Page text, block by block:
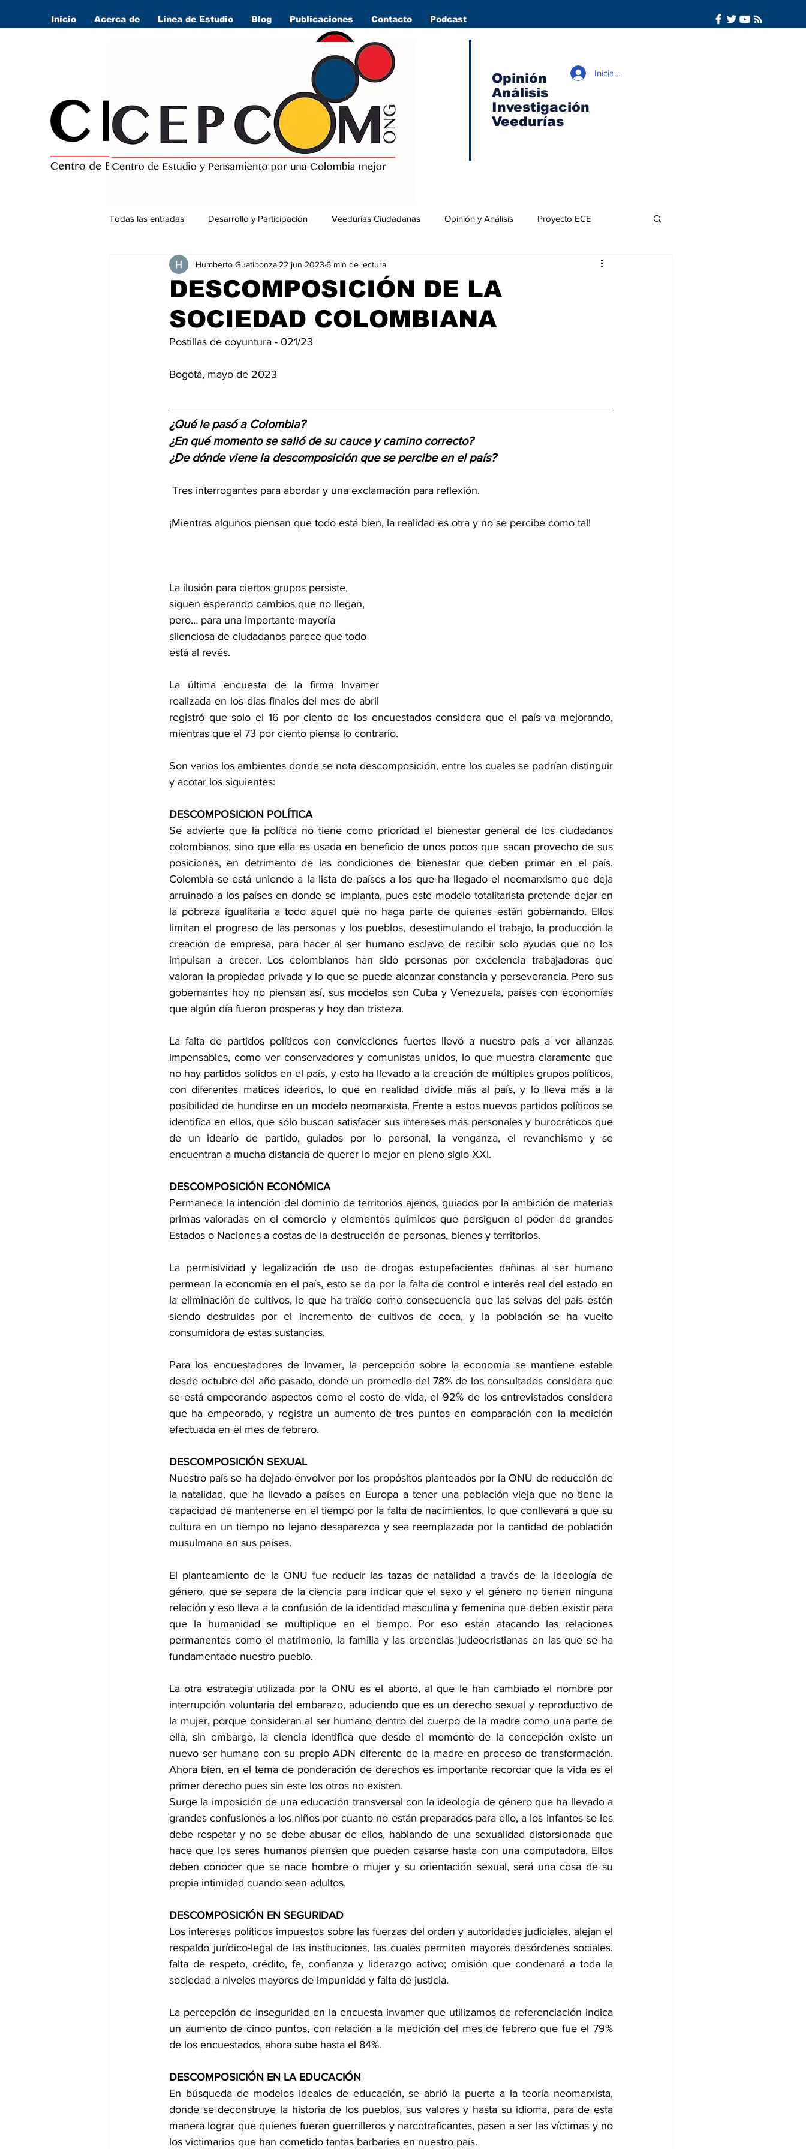
Inicio Acerca de Línea de Estudio Blog Publicaciones Contacto Podcast
Opinión
Análisis
Investigación
Veedurías
Iniciar sesión
Todas las entradas Desarrollo y Participación Veedurías Ciudadanas Opinión y Análisis Proyecto ECE
Seguridad Ciudadana
DESCOMPOSICIÓN DE LA
SOCIEDAD COLOMBIANA
Humberto Guatibonza 22 jun 2023 6 min de lectura
Postillas de coyuntura - 021/23
Bogotá, mayo de 2023
¿Qué le pasó a Colombia?
¿En qué momento se salió de su cauce y camino correcto?
¿De dónde viene la descomposición que se percibe en el país?
Tres interrogantes para abordar y una exclamación para reflexión.
¡Mientras algunos piensan que todo está bien, la realidad es otra y no se percibe como tal!
La ilusión para ciertos grupos persiste,
siguen esperando cambios que no llegan,
pero… para una importante mayoría
silenciosa de ciudadanos parece que todo
está al revés.
La última encuesta de la firma Invamer
realizada en los días finales del mes de abril
registró que solo el 16 por ciento de los encuestados considera que el país va mejorando,
mientras que el 73 por ciento piensa lo contrario.
Son varios los ambientes donde se nota descomposición, entre los cuales se podrían distinguir
y acotar los siguientes:
DESCOMPOSICION POLÍTICA
Se advierte que la política no tiene como prioridad el bienestar general de los ciudadanos
colombianos, sino que ella es usada en beneficio de unos pocos que sacan provecho de sus
posiciones, en detrimento de las condiciones de bienestar que deben primar en el país.
Colombia se está uniendo a la lista de países a los que ha llegado el neomarxismo que deja
arruinado a los países en donde se implanta, pues este modelo totalitarista pretende dejar en
la pobreza igualitaria a todo aquel que no haga parte de quienes están gobernando. Ellos
limitan el progreso de las personas y los pueblos, desestimulando el trabajo, la producción la
creación de empresa, para hacer al ser humano esclavo de recibir solo ayudas que no los
impulsan a crecer. Los colombianos han sido personas por excelencia trabajadoras que
valoran la propiedad privada y lo que se puede alcanzar constancia y perseverancia. Pero sus
gobernantes hoy no piensan así, sus modelos son Cuba y Venezuela, países con economías
que algún día fueron prosperas y hoy dan tristeza.
La falta de partidos políticos con convicciones fuertes llevó a nuestro país a ver alianzas
impensables, como ver conservadores y comunistas unidos, lo que muestra claramente que
no hay partidos solidos en el país, y esto ha llevado a la creación de múltiples grupos políticos,
con diferentes matices idearios, lo que en realidad divide más al país, y lo lleva más a la
posibilidad de hundirse en un modelo neomarxista. Frente a estos nuevos partidos políticos se
identifica en ellos, que sólo buscan satisfacer sus intereses más personales y burocráticos que
de un ideario de partido, guiados por lo personal, la venganza, el revanchismo y se
encuentran a mucha distancia de querer lo mejor en pleno siglo XXI.
DESCOMPOSICIÓN ECONÓMICA
Permanece la intención del dominio de territorios ajenos, guiados por la ambición de materias
primas valoradas en el comercio y elementos químicos que persiguen el poder de grandes
Estados o Naciones a costas de la destrucción de personas, bienes y territorios.
La permisividad y legalización de uso de drogas estupefacientes dañinas al ser humano
permean la economía en el país, esto se da por la falta de control e interés real del estado en
la eliminación de cultivos, lo que ha traído como consecuencia que las selvas del país estén
siendo destruidas por el incremento de cultivos de coca, y la población se ha vuelto
consumidora de estas sustancias.
Para los encuestadores de Invamer, la percepción sobre la economía se mantiene estable
desde octubre del año pasado, donde un promedio del 78% de los consultados considera que
se está empeorando aspectos como el costo de vida, el 92% de los entrevistados considera
que ha empeorado, y registra un aumento de tres puntos en comparación con la medición
efectuada en el mes de febrero.
DESCOMPOSICIÓN SEXUAL
Nuestro país se ha dejado envolver por los propósitos planteados por la ONU de reducción de
la natalidad, que ha llevado a países en Europa a tener una población vieja que no tiene la
capacidad de mantenerse en el tiempo por la falta de nacimientos, lo que conllevará a que su
cultura en un tiempo no lejano desaparezca y sea reemplazada por la cantidad de población
musulmana en sus países.
El planteamiento de la ONU fue reducir las tazas de natalidad a través de la ideología de
género, que se separa de la ciencia para indicar que el sexo y el género no tienen ninguna
relación y eso lleva a la confusión de la identidad masculina y femenina que deben existir para
que la humanidad se multiplique en el tiempo. Por eso están atacando las relaciones
permanentes como el matrimonio, la familia y las creencias judeocristianas en las que se ha
fundamentado nuestro pueblo.
La otra estrategia utilizada por la ONU es el aborto, al que le han cambiado el nombre por
interrupción voluntaria del embarazo, aduciendo que es un derecho sexual y reproductivo de
la mujer, porque consideran al ser humano dentro del cuerpo de la madre como una parte de
ella, sin embargo, la ciencia identifica que desde el momento de la concepción existe un
nuevo ser humano con su propio ADN diferente de la madre en proceso de transformación.
Ahora bien, en el tema de ponderación de derechos es importante recordar que la vida es el
primer derecho pues sin este los otros no existen.
Surge la imposición de una educación transversal con la ideología de género que ha llevado a
grandes confusiones a los niños por cuanto no están preparados para ello, a los infantes se les
debe respetar y no se debe abusar de ellos, hablando de una sexualidad distorsionada que
hace que los seres humanos piensen que pueden casarse hasta con una computadora. Ellos
deben conocer que se nace hombre o mujer y su orientación sexual, será una cosa de su
propia intimidad cuando sean adultos.
DESCOMPOSICIÓN EN SEGURIDAD
Los intereses políticos impuestos sobre las fuerzas del orden y autoridades judiciales, alejan el
respaldo jurídico-legal de las instituciones, las cuales permiten mayores desórdenes sociales,
falta de respeto, crédito, fe, confianza y liderazgo activo; omisión que condenará a toda la
sociedad a niveles mayores de impunidad y falta de justicia.
La percepción de inseguridad en la encuesta invamer que utilizamos de referenciación indica
un aumento de cinco puntos, con relación a la medición del mes de febrero que fue el 79%
de los encuestados, ahora sube hasta el 84%.
DESCOMPOSICIÓN EN LA EDUCACIÓN
En búsqueda de modelos ideales de educación, se abrió la puerta a la teoría neomarxista,
donde se deconstruye la historia de los pueblos, sus valores y hasta su idioma, para de esta
manera lograr que quienes fueran guerrilleros y narcotraficantes, pasen a ser las víctimas y no
los victimarios que han cometido tantas barbaries en nuestro país.